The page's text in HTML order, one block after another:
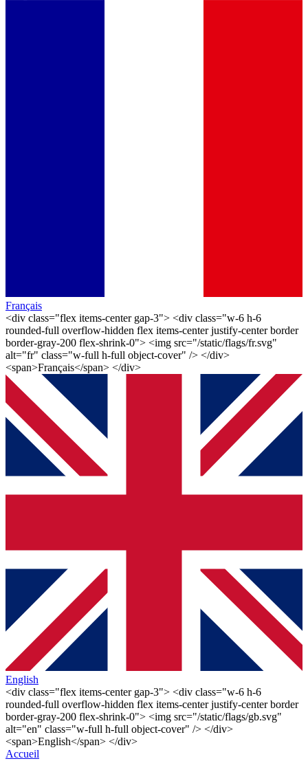
Français
<div class="flex items-center gap-3"> <div class="w-6 h-6
rounded-full overflow-hidden flex items-center justify-center border
border-gray-200 flex-shrink-0"> <img src="/static/flags/fr.svg"
alt="fr" class="w-full h-full object-cover" /> </div>
<span>Français</span> </div>
English
<div class="flex items-center gap-3"> <div class="w-6 h-6
rounded-full overflow-hidden flex items-center justify-center border
border-gray-200 flex-shrink-0"> <img src="/static/flags/gb.svg"
alt="en" class="w-full h-full object-cover" /> </div>
<span>English</span> </div>
Accueil